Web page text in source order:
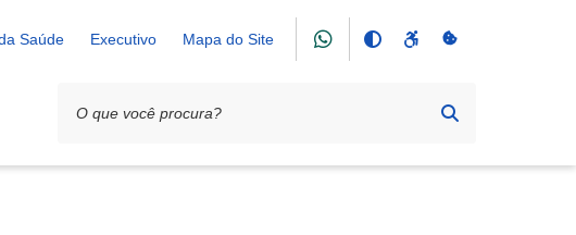
Saúde Executivo Mapa do Site